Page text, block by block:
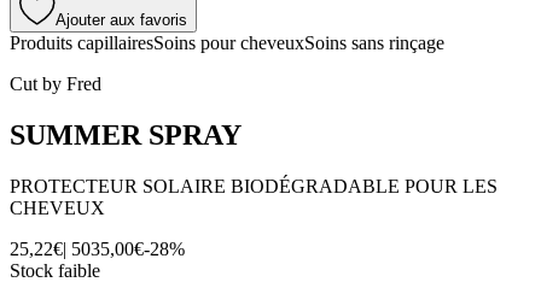
Ajouter aux favoris
Produits capillairesSoins pour cheveuxSoins sans rinçage
Cut by Fred
SUMMER SPRAY
PROTECTEUR SOLAIRE BIODÉGRADABLE POUR LES
CHEVEUX
25,22€| 5035,00€-28%
Stock faible